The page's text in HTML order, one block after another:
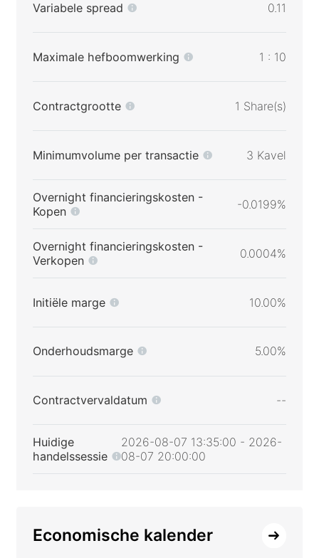
Variabele spread 0.11
Maximale hefboomwerking 1 : 10
Contractgrootte 1 Share(s)
Minimumvolume per transactie 3 Kavel
Overnight financieringskosten -
Kopen
-0.0199%
Overnight financieringskosten -
Verkopen
0.0004%
Initiële marge 10.00%
Onderhoudsmarge 5.00%
Contractvervaldatum --
Huidige
handelssessie
2026-08-07 13:35:00 - 2026-
08-07 20:00:00
Economische kalender